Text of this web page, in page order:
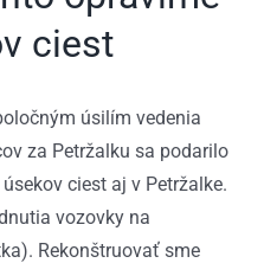
ciest
úsilím vedenia
za Petržalku sa podarilo
ciest aj v Petržalke.
vozovky na
Rekonštruovať sme